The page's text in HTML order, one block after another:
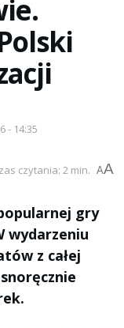
- 14:35
czytania: 2 min. AA
gry
wydarzeniu
z całej